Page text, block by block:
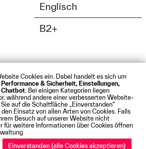
Cookies ein. Dabei handelt es sich um
Performance & Sicherheit, Einstellungen,
. Bei einigen Kategorien liegen
während andere einer verbesserten Website-
auf die Schaltfläche „Einverstanden“
Einsatz von allen Arten von Cookies. Falls
Besuch auf unserer Website nicht
für weitere Informationen über Cookies öffnen
Einverstanden (alle Cookies akzeptieren)
Englisch
B2+
Cookies
Barrierefreiheit
Intranet Webmail
Augsburg